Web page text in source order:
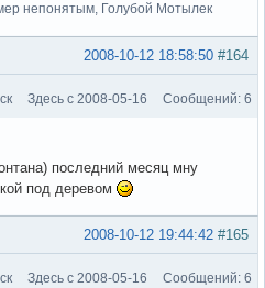
непонятым, Голубой Мотылек
#164
2008-10-12 18:58:50
Здесь с 2008-05-16 Сообщений: 6
последний месяц мну
под деревом
#165
2008-10-12 19:44:42
Здесь с 2008-05-16 Сообщений: 6